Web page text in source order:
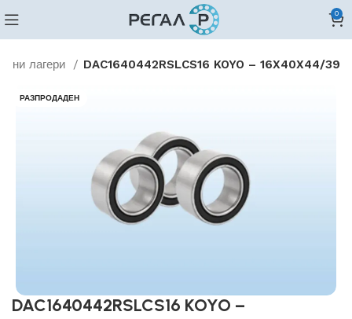
0
лагери DAC1640442RSLCS16 KOYO – 16X40X44/39
РАЗПРОДАДЕН
DAC1640442RSLCS16 KOYO –